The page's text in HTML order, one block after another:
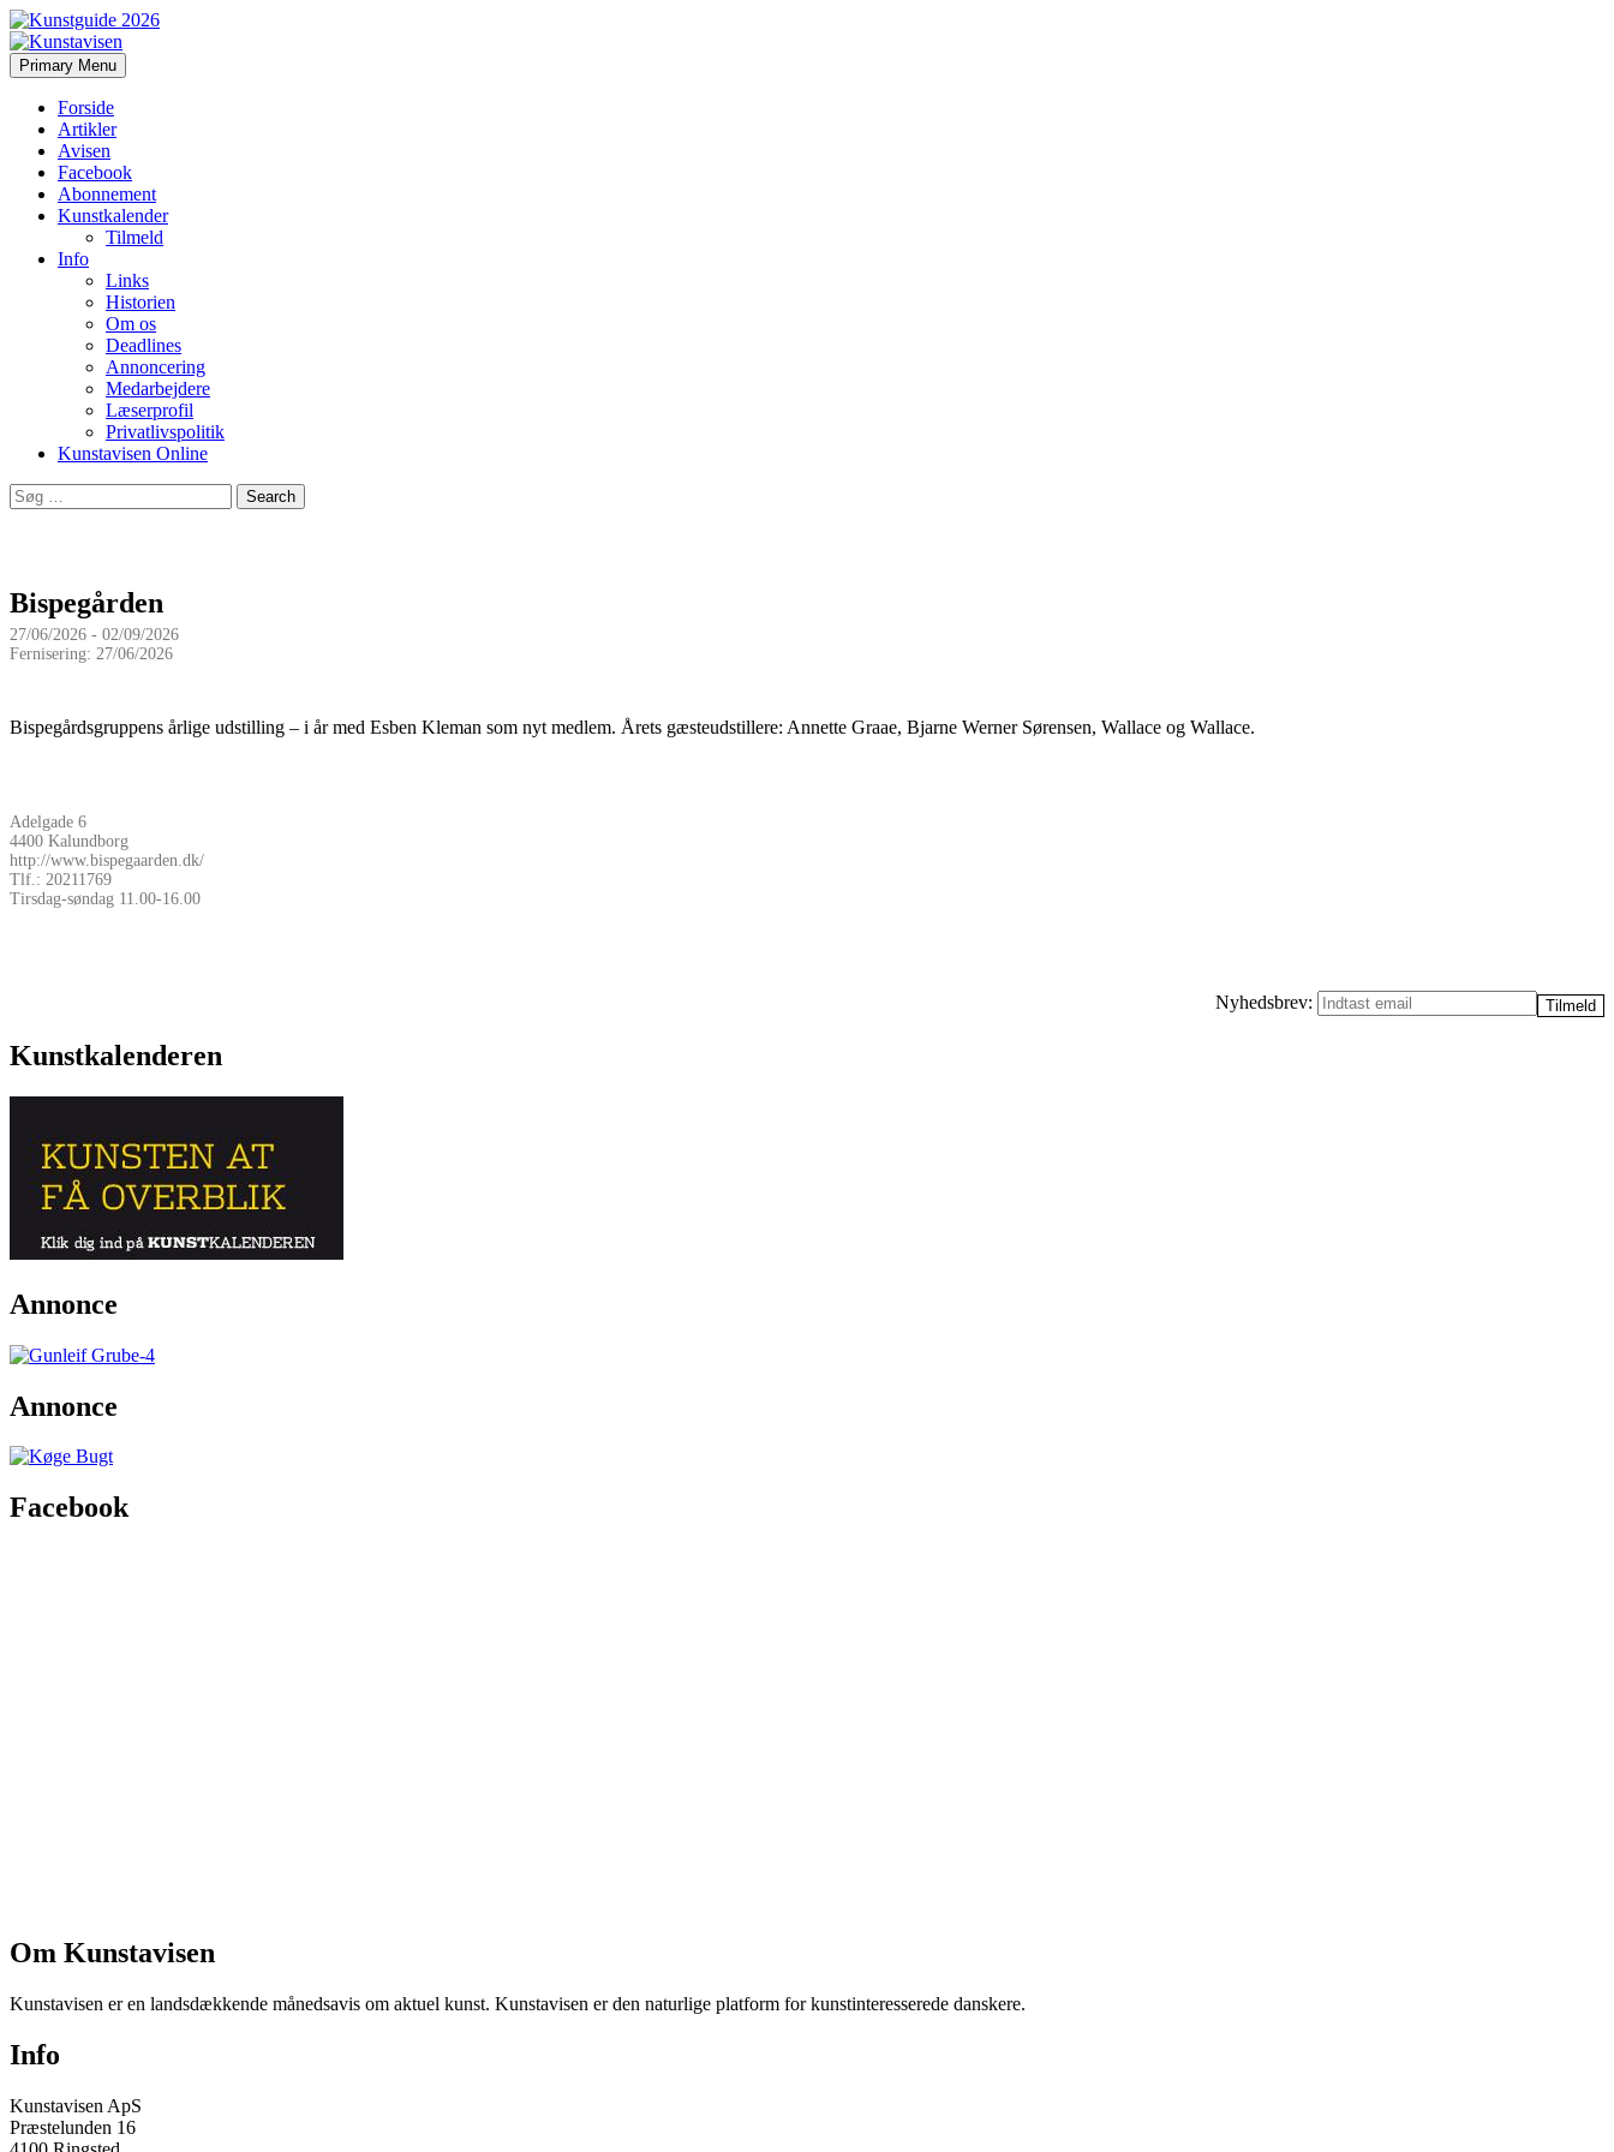
Kunstavisen
Search
Primary Menu Skip
to
Forside
Artikler
Avisen
Facebook
Abonnement
Kunstkalender
Tilmeld
Info
Links
Historien
Om os
Deadlines
Annoncering
Medarbejdere
Læserprofil
Privatlivspolitik
Kunstavisen Online
Search
for:
Bispegården
27/06/2026 - 02/09/2026
Fernisering: 27/06/2026
Bispegårdsgruppens årlige udstilling – i år med Esben Kleman som nyt medlem. Årets gæsteudstillere: Annette Graae, Bjarne Werner Sørensen, Wallace og Wallace.
Adelgade 6
4400 Kalundborg
http://www.bispegaarden.dk/
Tlf.: 20211769
Tirsdag-søndag 11.00-16.00
Nyhedsbrev:
Kunstkalenderen
Annonce
Annonce
Facebook
Om Kunstavisen
Kunstavisen er en landsdækkende månedsavis om aktuel kunst. Kunstavisen er den naturlige platform for kunstinteresserede danskere.
Info
Kunstavisen ApS
Præstelunden 16